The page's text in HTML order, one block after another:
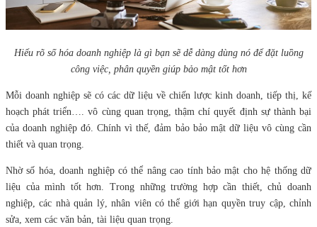
Hiểu rõ số hóa doanh nghiệp là gì bạn sẽ dễ dàng dùng nó để đặt luồng
công việc, phân quyền giúp bảo mật tốt hơn
Mỗi doanh nghiệp sẽ có các dữ liệu về chiến lược kinh doanh, tiếp thị, kế
hoạch phát triển…. vô cùng quan trọng, thậm chí quyết định sự thành bại
của doanh nghiệp đó. Chính vì thế, đảm bảo bảo mật dữ liệu vô cùng cần
thiết và quan trọng.
Nhờ số hóa, doanh nghiệp có thể nâng cao tính bảo mật cho hệ thống dữ
liệu của mình tốt hơn. Trong những trường hợp cần thiết, chủ doanh
nghiệp, các nhà quản lý, nhân viên có thể giới hạn quyền truy cập, chỉnh
sửa, xem các văn bản, tài liệu quan trọng.